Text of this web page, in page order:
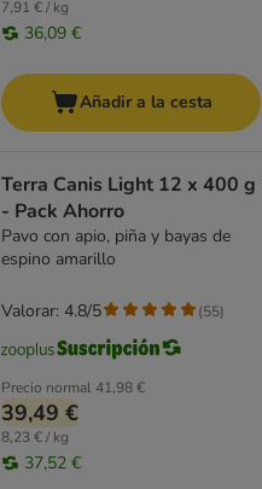
7,91 € / kg
36,09 €
Añadir a la cesta
Terra Canis Light 12 x 400 g
- Pack Ahorro
Pavo con apio, piña y bayas de
espino amarillo
Precio normal41,98 €
39,49 €
8,23 € / kg
37,52 €
Valorar: 4.8/5 (55)